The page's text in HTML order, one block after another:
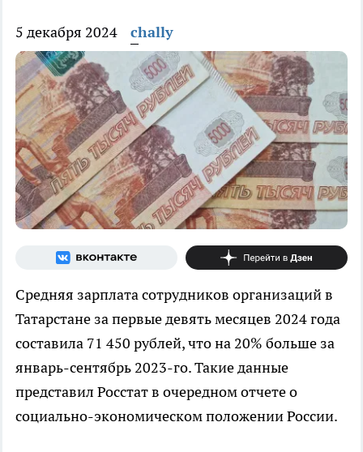
5 декабря 2024 chally
Средняя зарплата сотрудников организаций в
Татарстане за первые девять месяцев 2024 года
составила 71 450 рублей, что на 20% больше за
январь-сентябрь 2023-го. Такие данные
представил Росстат в очередном отчете о
социально-экономическом положении России.